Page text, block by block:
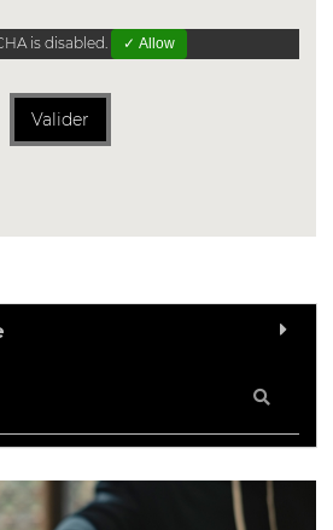
is disabled. ✓ Allow
Valider